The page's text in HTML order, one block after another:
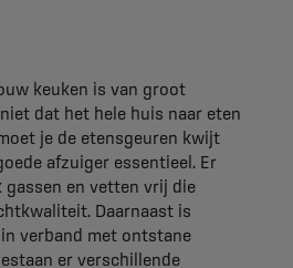
keuken is van groot
dat het hele huis naar eten
je de etensgeuren kwijt
afzuiger essentieel. Er
gassen en vetten vrij die
Daarnaast is
verband met ontstane
er verschillende